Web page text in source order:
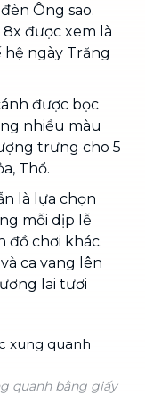
Ông sao.
được xem là
ngày Trăng
được bọc
nhiều màu
trưng cho 5
Thổ.
là lựa chọn
mỗi dịp lễ
đồ chơi khác.
ca vang lên
lai tươi
quanh bằng giấy